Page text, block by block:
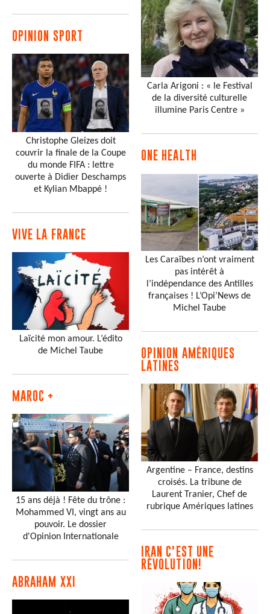
OPINION SPORT
Christophe Gleizes doit
couvrir la finale de la Coupe
du monde FIFA : lettre
ouverte à Didier Deschamps
et Kylian Mbappé !
VIVE LA FRANCE
Laïcité mon amour. L’édito
de Michel Taube
MAROC +
15 ans déjà ! Fête du trône :
Mohammed VI, vingt ans au
pouvoir. Le dossier
d'Opinion Internationale
ABRAHAM XXI
Carla Arigoni : « le Festival
de la diversité culturelle
illumine Paris Centre »
ONE HEALTH
Les Caraïbes n’ont vraiment
pas intérêt à
l’indépendance des Antilles
françaises ! L’Opi’News de
Michel Taube
OPINION AMÉRIQUES
LATINES
Argentine – France, destins
croisés. La tribune de
Laurent Tranier, Chef de
rubrique Amériques latines
IRAN C'EST UNE
RÉVOLUTION!